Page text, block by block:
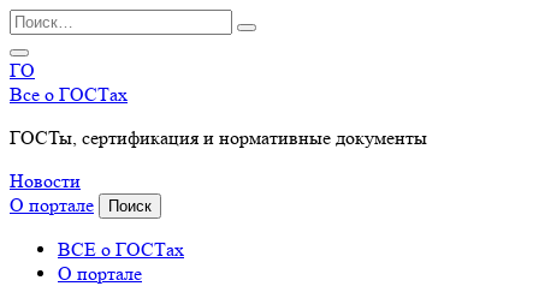
Перейти
к
содержанию
Search
for:
ГО
Все о ГОСТах
ГОСТы, сертификация и нормативные документы
Новости
О портале
Поиск
ВСЕ о ГОСТах
О портале